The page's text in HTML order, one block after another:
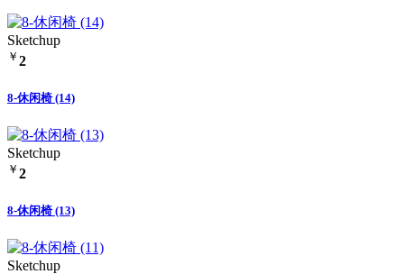
Sketchup
￥ 2
8-休闲椅 (14)
Sketchup
￥ 2
8-休闲椅 (13)
Sketchup